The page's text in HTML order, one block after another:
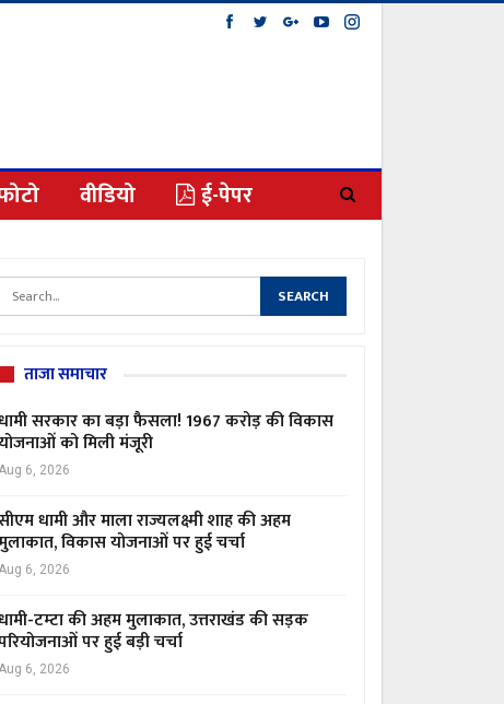
वीडियो ई-पेपर
ताजा समाचार
सरकार का बड़ा फैसला! 1967 करोड़ की विकास
को मिली मंजूरी
6, 2026
धामी और माला राज्यलक्ष्मी शाह की अहम
विकास योजनाओं पर हुई चर्चा
6, 2026
टम्टा की अहम मुलाकात, उत्तराखंड की सड़क
पर हुई बड़ी चर्चा
6, 2026